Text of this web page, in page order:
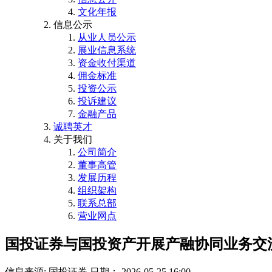
文化年报
信息公示
从业人员公示
展业信息系统
资金收付渠道
佣金标准
投资公示
投诉建议
金融产品
诚聘英才
关于我们
公司简介
董事高管
发展历程
组织架构
联系总部
营业网点
国投证券与国投资产开展产融协同业务交